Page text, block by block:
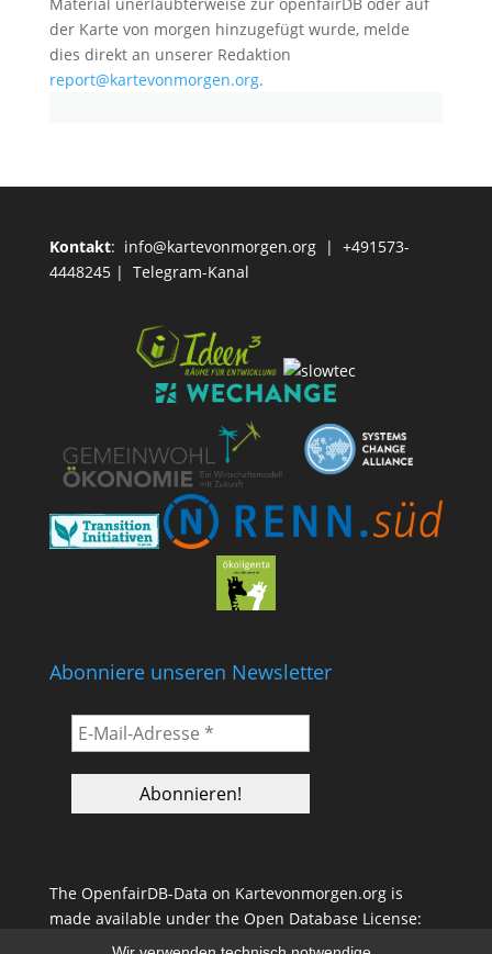
der Karte von morgen hinzugefügt wurde, melde
dies direkt an unserer Redaktion
report@kartevonmorgen.org.
Kontakt: info@kartevonmorgen.org| +491573-
4448245 | Telegram-Kanal
Abonniere unseren Newsletter
The OpenfairDB-Data on Kartevonmorgen.org is
made available under the Open Database License: